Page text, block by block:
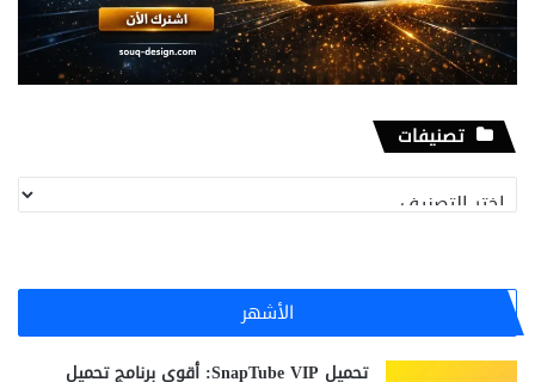
تصنيفات
تصنيفات
الأشهر
تحميل SnapTube VIP: أقوى برنامج تحميل